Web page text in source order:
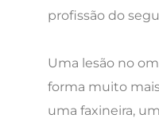
profissão do
Uma lesão no
forma muito
uma faxineira,